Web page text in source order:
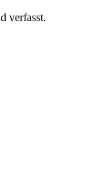
verfasst.